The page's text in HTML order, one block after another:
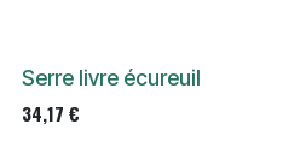
Serre livre écureuil
34,17 €